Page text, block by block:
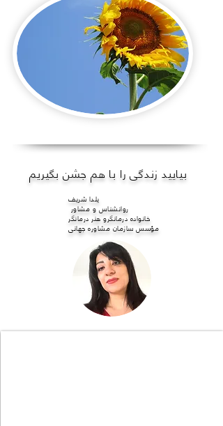
بیایید زندگی را با هم جشن بگیریم
روانشناس و مشاور
خانواده درمانگرو هنر درمانگر
مؤسس سازمان مشاوره جهانی